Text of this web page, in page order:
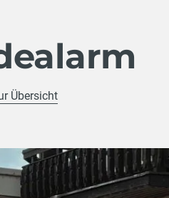
Übersicht